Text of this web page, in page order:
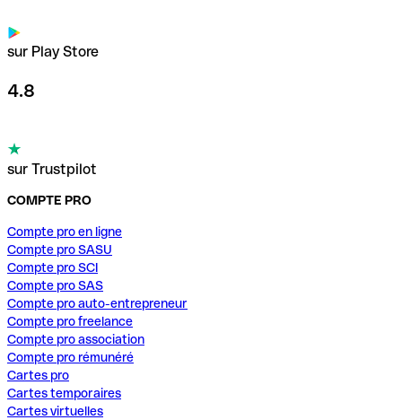
sur Play Store
4.8
sur Trustpilot
COMPTE PRO
Compte pro en ligne
Compte pro SASU
Compte pro SCI
Compte pro SAS
Compte pro auto-entrepreneur
Compte pro freelance
Compte pro association
Compte pro rémunéré
Cartes pro
Cartes temporaires
Cartes virtuelles